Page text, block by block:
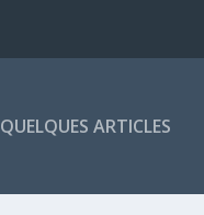
QUELQUES ARTICLES